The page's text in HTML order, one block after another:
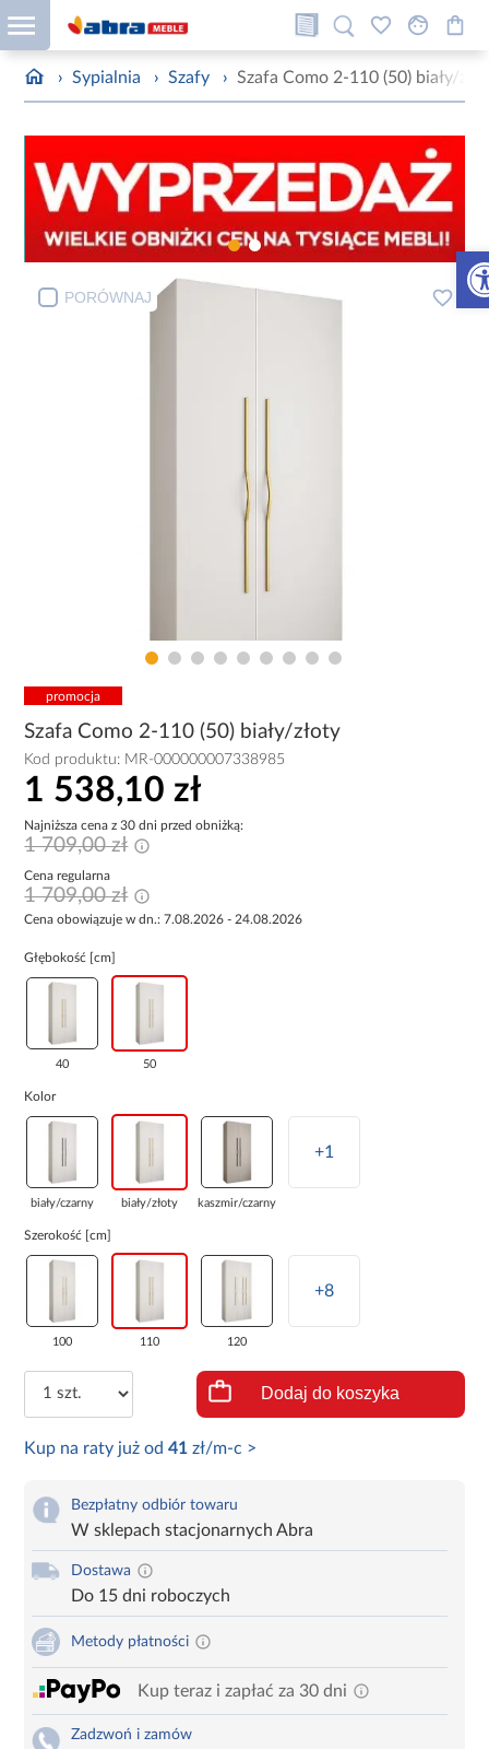
› Sypialnia › Szafy › Szafa Como 2-110 (50) biały/
PORÓWNAJ
promocja
Szafa Como 2-110 (50) biały/złoty
Kod produktu: MR-000000007338985
1 538,10 zł
Najniższa cena z 30 dni przed obniżką:
1 709,00 zł
Cena regularna
1 709,00 zł
Cena obowiązuje w dn.: 7.08.2026 - 24.08.2026
Głębokość [cm]
40 50
Kolor
biały/czarny biały/złoty kaszmir/czarny
+1
Szerokość [cm]
100 110 120
+8
Dodaj do koszyka
Kup na raty już od41 zł/m-c >
Bezpłatny odbiór towaru
W sklepach stacjonarnych Abra
Dostawa
Do 15 dni roboczych
Metody płatności
Kup teraz i zapłać za 30 dni
Zadzwoń i zamów